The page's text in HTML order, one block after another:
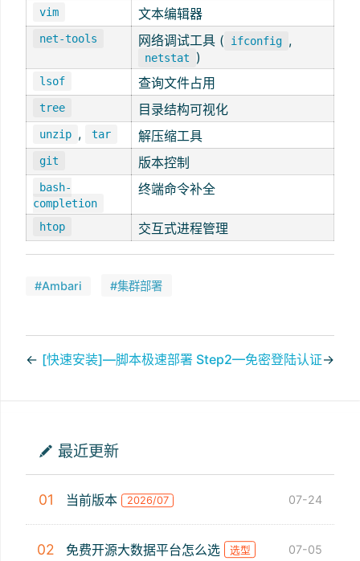
vim 文本编辑器
net-tools 网络调试工具 ( ifconfig ,
netstat )
lsof 查询文件占用
tree 目录结构可视化
unzip , tar 解压缩工具
git 版本控制
bash-
completion
终端命令补全
htop 交互式进程管理
#Ambari #集群部署
← [快速安装]—脚本极速部署 Step2—免密登陆认证→
最近更新
01 当前版本 2026/07 07-24
02 免费开源大数据平台怎么选 选型 07-05